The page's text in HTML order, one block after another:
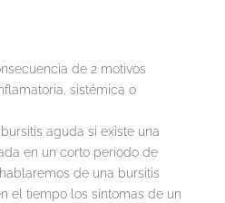
de 2 motivos
sistémica o
aguda si existe una
en un corto periodo de
de una bursitis
el tiempo los síntomas de un